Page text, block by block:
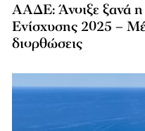
ΑΑΔΕ: Άνοιξε ξανά η
Ενίσχυσης 2025 –
διορθώσεις